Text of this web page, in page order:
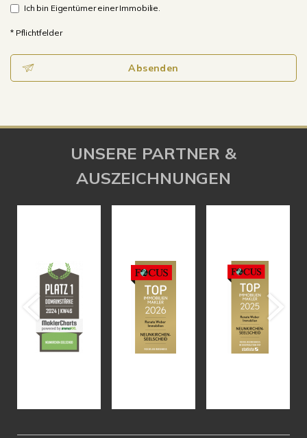
Ich bin Eigentümer einer Immobilie.
* Pflichtfelder
Absenden
UNSERE PARTNER &
AUSZEICHNUNGEN